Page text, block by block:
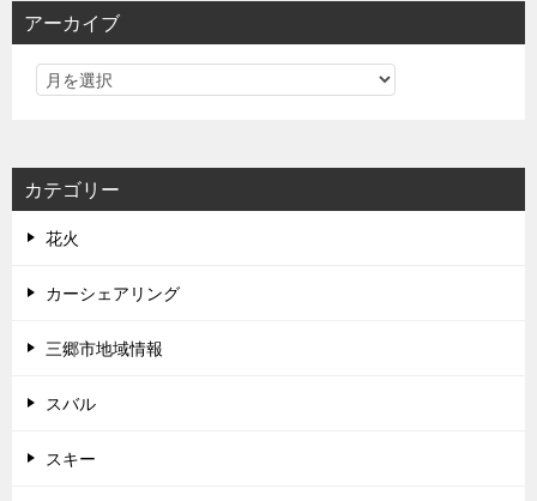
アーカイブ
カテゴリー
花火
カーシェアリング
三郷市地域情報
スバル
スキー